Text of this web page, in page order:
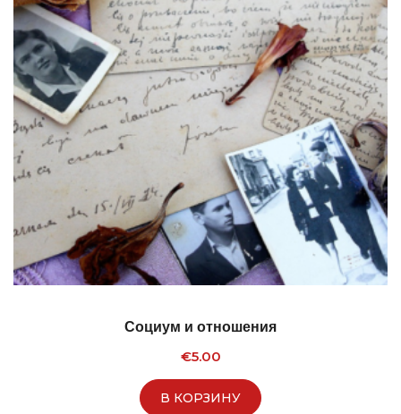
Социум и отношения
€5.00
В КОРЗИНУ